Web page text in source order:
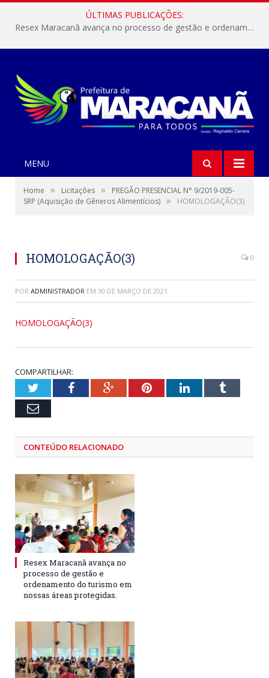
ÚLTIMAS PUBLICAÇÕES:
Resex Maracanã avança no processo de gestão e ordenamento do turismo em nossas áreas protegidas.
MENU
Home » Licitações »
PREGÃO PRESENCIAL N° 9/2019-005-
SRP (Aquisição de Gêneros Alimentícios) » HOMOLOGAÇÃO(3)
HOMOLOGAÇÃO(3) 0
POR ADMINISTRADOR EM 30 DE MARÇO DE 2021
HOMOLOGAÇÃO(3)
COMPARTILHAR:
TwitterFacebookGoogle+PinterestLinkedInTumblr
Email
CONTEÚDO RELACIONADO
Resex Maracanã avança no
processo de gestão e
ordenamento do turismo em
nossas áreas protegidas.